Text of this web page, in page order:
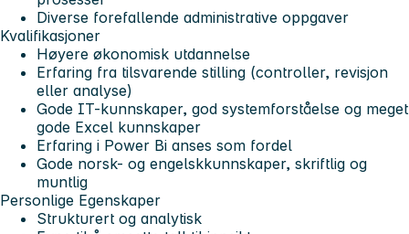
Diverse forefallende administrative oppgaver
Kvalifikasjoner
Høyere økonomisk utdannelse
Erfaring fra tilsvarende stilling (controller, revisjon
eller analyse)
Gode IT-kunnskaper, god systemforståelse og meget
gode Excel kunnskaper
Erfaring i Power Bi anses som fordel
Gode norsk- og engelskkunnskaper, skriftlig og
muntlig
Personlige Egenskaper
Strukturert og analytisk